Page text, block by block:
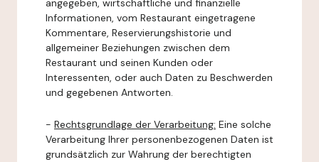
angegeben, wirtschaftliche und finanzielle
Informationen, vom Restaurant eingetragene
Kommentare, Reservierungshistorie und
allgemeiner Beziehungen zwischen dem
Restaurant und seinen Kunden oder
Interessenten, oder auch Daten zu Beschwerden
und gegebenen Antworten.
- Rechtsgrundlage der Verarbeitung: Eine solche
Verarbeitung Ihrer personenbezogenen Daten ist
grundsätzlich zur Wahrung der berechtigten